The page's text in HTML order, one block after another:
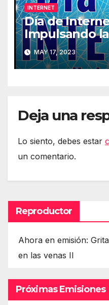
INTERNET
Día de
Impulsando
Digital
MAY 17, 2023
Deja una
Lo siento, debes estar
un comentario.
Reproductor
Ahora en emisión:
en las venas II
Próximas Emisiones